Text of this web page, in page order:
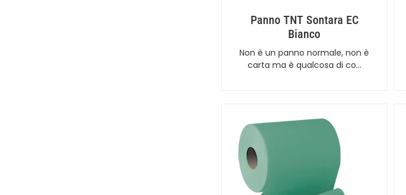
Panno TNT Sontara EC
Bianco
Non è un panno normale, non è
carta ma è qualcosa di co…